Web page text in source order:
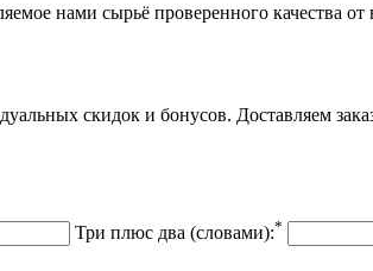
нами сырьё проверенного качества
скидок и бонусов. Доставляем
Три плюс два (словами):*